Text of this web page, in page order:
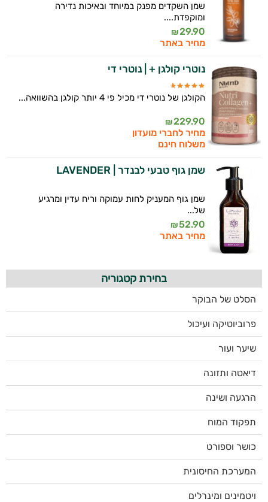
שמן השקדים מפנק במיוחד ובאיכות נדירה
ומוקפדת....
29.90
₪
מחיר באתר
נוטרי קולגן + | נוטרי די
הקולגן של נוטרי די מכיל פי 4 יותר קולגן בהשוואה...
229.90
₪
מחיר לחברי מועדון
משלוח חינם
שמן גוף טבעי לבנדר | LAVENDER
שמן גוף המעניק לחות עמוקה וריח עדין ומרגיע
של...
52.90
₪
מחיר באתר
בחירת קטגוריה
הסלט של הבוקר
פרוביוטיקה ועיכול
שיער ועור
דיאטה ותזונה
הרגעה ושינה
תפקוד המוח
כושר וספורט
המערכת החיסונית
ויטמינים ומינרלים